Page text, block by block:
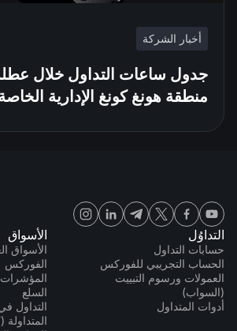
أخبار الشركة
جدول ساعات التداول خلال
منطقة هونغ كونغ الإدارية
التداوُل
حسابات التداول
الحساب التجريبي للفوركس
العمولات ورسوم التبييت
(السواب)
أدوات المتداول
الأسواق
الأسواق
الفوركس
المؤشرات
السلع
التداول
المتداولة (ETF)